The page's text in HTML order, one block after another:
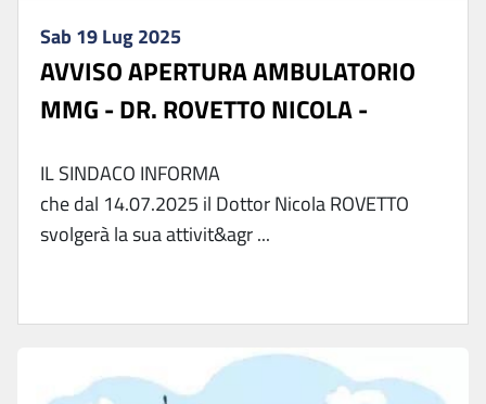
Sab 19 Lug 2025
AVVISO APERTURA AMBULATORIO
MMG - DR. ROVETTO NICOLA -
IL SINDACO INFORMA
che dal 14.07.2025 il Dottor Nicola ROVETTO
svolgerà la sua attivit&agr ...